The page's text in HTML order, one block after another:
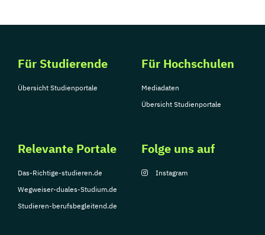
Für Studierende
Übersicht Studienportale
Für Hochschulen
Mediadaten
Übersicht Studienportale
Relevante Portale
Das-Richtige-studieren.de
Wegweiser-duales-Studium.de
Studieren-berufsbegleitend.de
Folge uns auf
Instagram